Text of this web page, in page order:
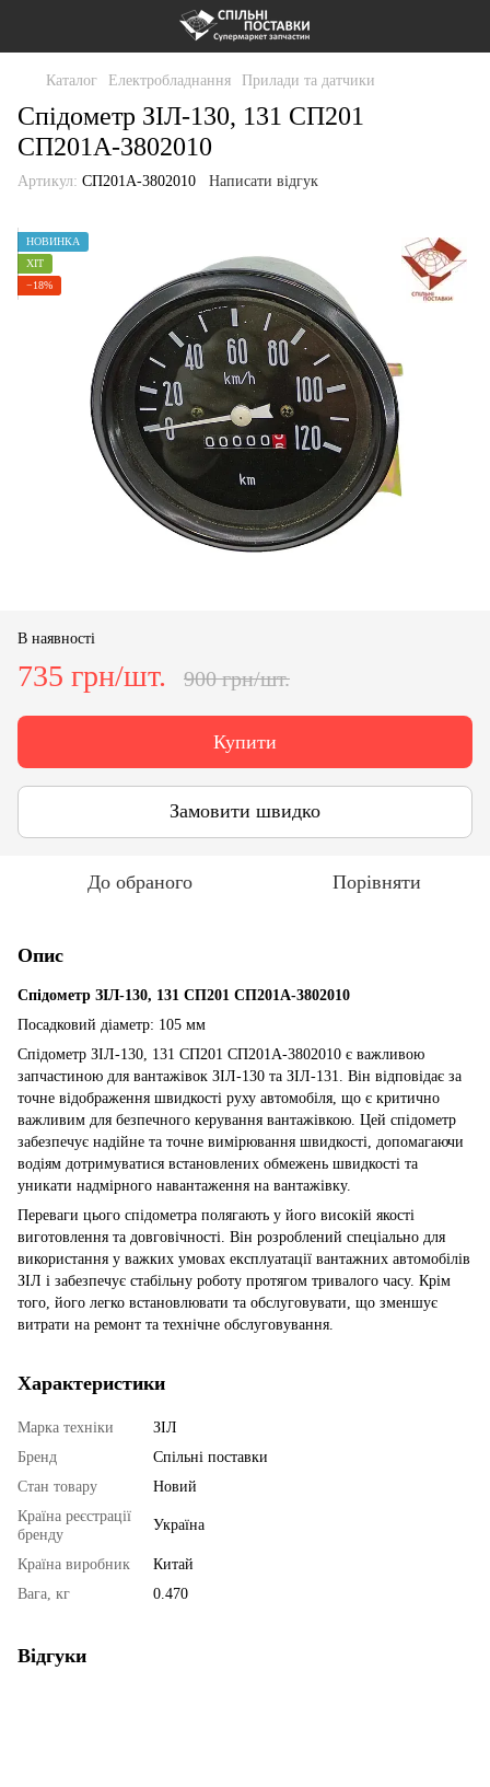
Каталог Електробладнання Прилади та датчики
Спідометр ЗІЛ-130, 131 СП201
СП201А-3802010
Артикул: СП201А-3802010 Написати відгук
НОВИНКА
ХІТ
−18%
В наявності
735 грн/шт. 900 грн/шт.
Купити
Замовити швидко
До обраного Порівняти
Опис
Спідометр ЗІЛ-130, 131 СП201 СП201А-3802010
Посадковий діаметр: 105 мм
Спідометр ЗІЛ-130, 131 СП201 СП201А-3802010 є важливою
запчастиною для вантажівок ЗІЛ-130 та ЗІЛ-131. Він відповідає за
точне відображення швидкості руху автомобіля, що є критично
важливим для безпечного керування вантажівкою. Цей спідометр
забезпечує надійне та точне вимірювання швидкості, допомагаючи
водіям дотримуватися встановлених обмежень швидкості та
уникати надмірного навантаження на вантажівку.
Переваги цього спідометра полягають у його високій якості
виготовлення та довговічності. Він розроблений спеціально для
використання у важких умовах експлуатації вантажних автомобілів
ЗІЛ і забезпечує стабільну роботу протягом тривалого часу. Крім
того, його легко встановлювати та обслуговувати, що зменшує
витрати на ремонт та технічне обслуговування.
Характеристики
Марка техніки
ЗІЛ
Бренд
Спільні поставки
Стан товару
Новий
Країна реєстрації
бренду
Україна
Країна виробник
Китай
Вага, кг
0.470
Відгуки